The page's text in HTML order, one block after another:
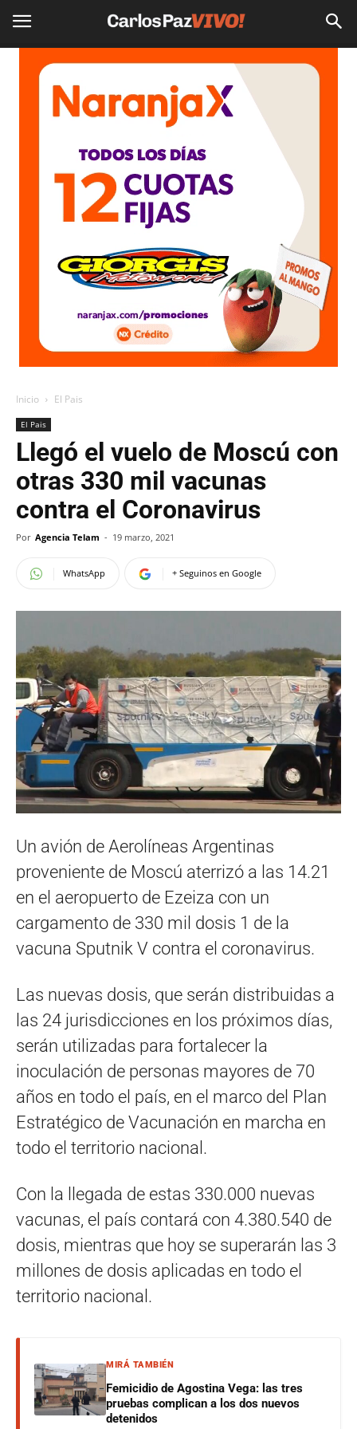
Inicio El Pais
El Pais
Llegó el vuelo de Moscú con
otras 330 mil vacunas
contra el Coronavirus
Por Agencia Telam - 19 marzo, 2021
WhatsApp + Seguinos en Google
Un avión de Aerolíneas Argentinas
proveniente de Moscú aterrizó a las 14.21
en el aeropuerto de Ezeiza con un
cargamento de 330 mil dosis 1 de la
vacuna Sputnik V contra el coronavirus.
Las nuevas dosis, que serán distribuidas a
las 24 jurisdicciones en los próximos días,
serán utilizadas para fortalecer la
inoculación de personas mayores de 70
años en todo el país, en el marco del Plan
Estratégico de Vacunación en marcha en
todo el territorio nacional.
Con la llegada de estas 330.000 nuevas
vacunas, el país contará con 4.380.540 de
dosis, mientras que hoy se superarán las 3
millones de dosis aplicadas en todo el
territorio nacional.
MIRÁ TAMBIÉN
Femicidio de Agostina Vega: las tres
pruebas complican a los dos nuevos
detenidos